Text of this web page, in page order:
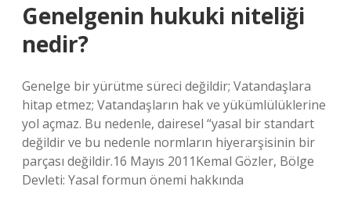
Genelgenin hukuki niteliği
nedir?
Genelge bir yürütme süreci değildir; Vatandaşlara
hitap etmez; Vatandaşların hak ve yükümlülüklerine
yol açmaz. Bu nedenle, dairesel “yasal bir standart
değildir ve bu nedenle normların hiyerarşisinin bir
parçası değildir.16 Mayıs 2011Kemal Gözler, Bölge
Devleti: Yasal formun önemi hakkında